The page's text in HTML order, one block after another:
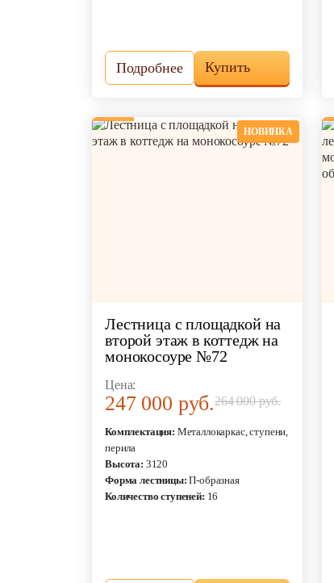
Подробнее Купить
НОВИНКА
Лестница с площадкой на
второй этаж в коттедж на
монокосоуре №72
Цена:
247 000 руб.264 000 руб.
Комплектация: Металлокаркас, ступени,
перила
Высота: 3120
Форма лестницы: П-образная
Количество ступеней: 16